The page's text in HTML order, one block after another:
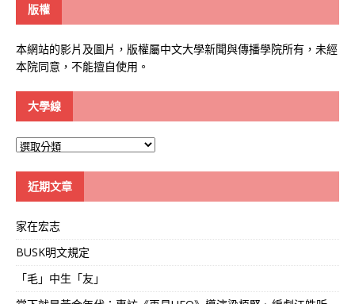
版權
本網站的影片及圖片，版權屬中文大學新聞與傳播學院所有，未經
本院同意，不能擅自使用。
大學線
大
近期文章
家在宏志
BUSK明文規定
「毛」中生「友」